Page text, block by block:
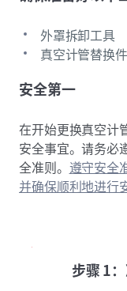
外罩拆卸工具
真空计管替换件
安全第一
在开始更换真空计
安全事宜。请务必
全准则。 遵守安全
并确保顺利地进行
步骤 1